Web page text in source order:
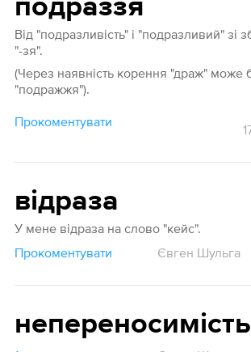
подраззя
Від "подразливість" і "подразливий" зі
"-зя".
(Через наявність корення "драж" може
"подражжя").
Прокоментувати
відраза
У мене відраза на слово "кейс".
Прокоментувати
Євген Шульга
непереносимість